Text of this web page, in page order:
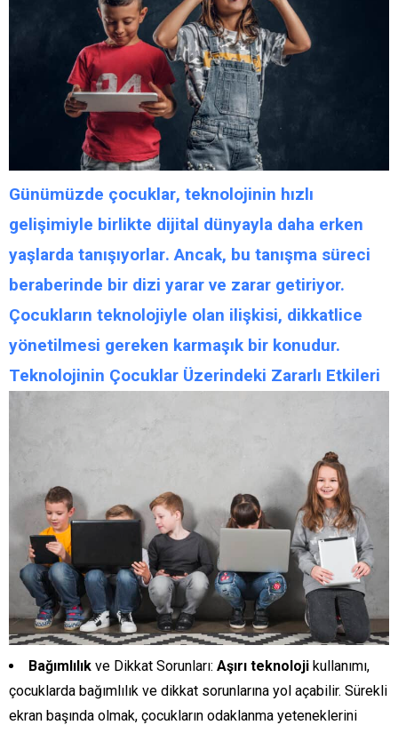
Günümüzde çocuklar, teknolojinin hızlı
gelişimiyle birlikte dijital dünyayla daha erken
yaşlarda tanışıyorlar. Ancak, bu tanışma süreci
beraberinde bir dizi yarar ve zarar getiriyor.
Çocukların teknolojiyle olan ilişkisi, dikkatlice
yönetilmesi gereken karmaşık bir konudur.
Teknolojinin Çocuklar Üzerindeki Zararlı Etkileri
Bağımlılık ve Dikkat Sorunları: Aşırı teknoloji kullanımı,
çocuklarda bağımlılık ve dikkat sorunlarına yol açabilir. Sürekli
ekran başında olmak, çocukların odaklanma yeteneklerini